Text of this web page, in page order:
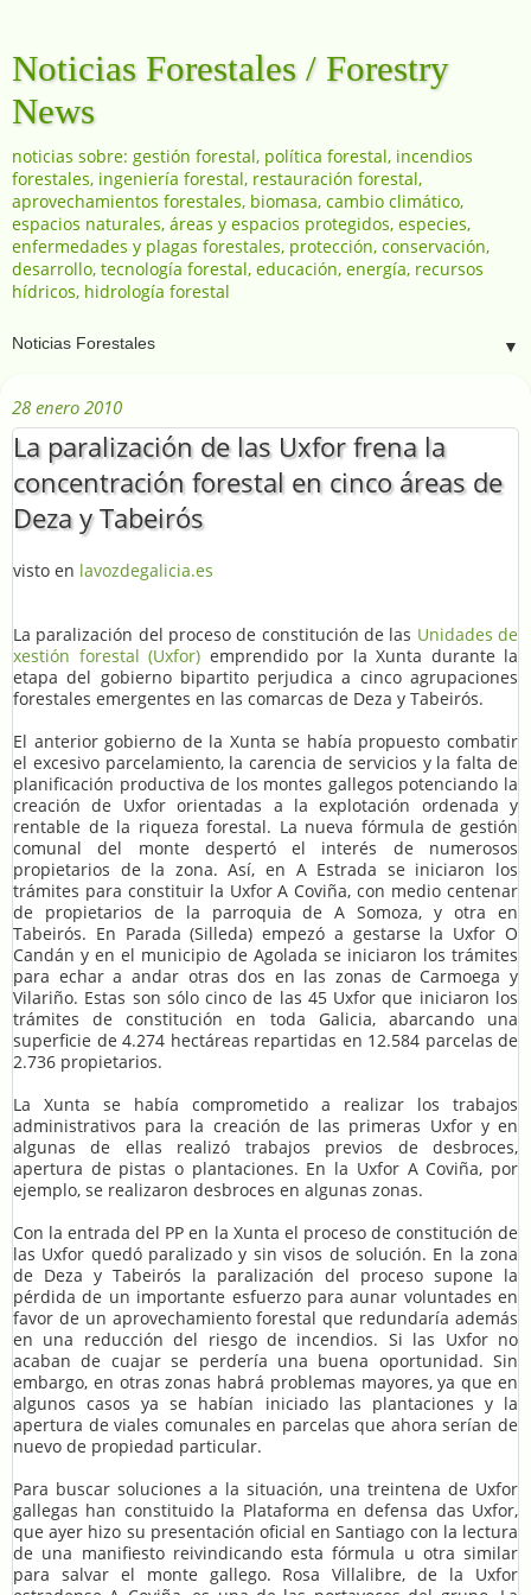
Noticias Forestales / Forestry
News
noticias sobre: gestión forestal, política forestal, incendios
forestales, ingeniería forestal, restauración forestal,
aprovechamientos forestales, biomasa, cambio climático,
espacios naturales, áreas y espacios protegidos, especies,
enfermedades y plagas forestales, protección, conservación,
desarrollo, tecnología forestal, educación, energía, recursos
hídricos, hidrología forestal
▼
28 enero 2010
La paralización de las Uxfor frena la
concentración forestal en cinco áreas de
Deza y Tabeirós
visto en lavozdegalicia.es
La paralización del proceso de constitución de las Unidades de
xestión forestal (Uxfor) emprendido por la Xunta durante la
etapa del gobierno bipartito perjudica a cinco agrupaciones
forestales emergentes en las comarcas de Deza y Tabeirós.
El anterior gobierno de la Xunta se había propuesto combatir
el excesivo parcelamiento, la carencia de servicios y la falta de
planificación productiva de los montes gallegos potenciando la
creación de Uxfor orientadas a la explotación ordenada y
rentable de la riqueza forestal. La nueva fórmula de gestión
comunal del monte despertó el interés de numerosos
propietarios de la zona. Así, en A Estrada se iniciaron los
trámites para constituir la Uxfor A Coviña, con medio centenar
de propietarios de la parroquia de A Somoza, y otra en
Tabeirós. En Parada (Silleda) empezó a gestarse la Uxfor O
Candán y en el municipio de Agolada se iniciaron los trámites
para echar a andar otras dos en las zonas de Carmoega y
Vilariño. Estas son sólo cinco de las 45 Uxfor que iniciaron los
trámites de constitución en toda Galicia, abarcando una
superficie de 4.274 hectáreas repartidas en 12.584 parcelas de
2.736 propietarios.
La Xunta se había comprometido a realizar los trabajos
administrativos para la creación de las primeras Uxfor y en
algunas de ellas realizó trabajos previos de desbroces,
apertura de pistas o plantaciones. En la Uxfor A Coviña, por
ejemplo, se realizaron desbroces en algunas zonas.
Con la entrada del PP en la Xunta el proceso de constitución de
las Uxfor quedó paralizado y sin visos de solución. En la zona
de Deza y Tabeirós la paralización del proceso supone la
pérdida de un importante esfuerzo para aunar voluntades en
favor de un aprovechamiento forestal que redundaría además
en una reducción del riesgo de incendios. Si las Uxfor no
acaban de cuajar se perdería una buena oportunidad. Sin
embargo, en otras zonas habrá problemas mayores, ya que en
algunos casos ya se habían iniciado las plantaciones y la
apertura de viales comunales en parcelas que ahora serían de
nuevo de propiedad particular.
Para buscar soluciones a la situación, una treintena de Uxfor
gallegas han constituido la Plataforma en defensa das Uxfor,
que ayer hizo su presentación oficial en Santiago con la lectura
de una manifiesto reivindicando esta fórmula u otra similar
para salvar el monte gallego. Rosa Villalibre, de la Uxfor